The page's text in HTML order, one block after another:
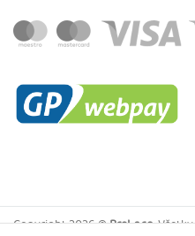
Copyright2026 ©Brel, s.r.o.Všetky